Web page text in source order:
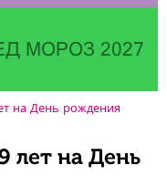
МОРОЗ 2027
на День рождения
лет на День